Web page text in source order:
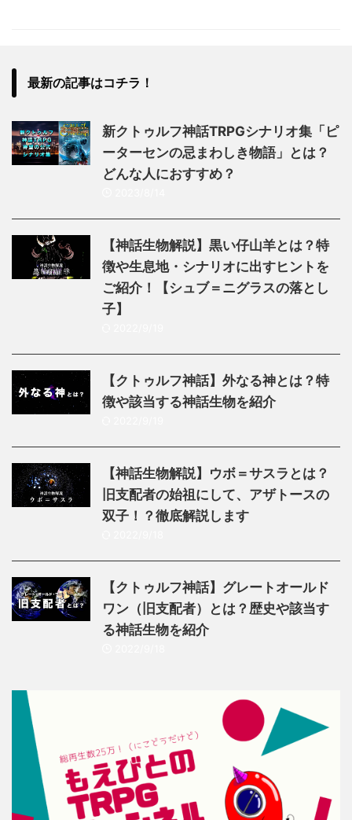
最新の記事はコチラ！
新クトゥルフ神話TRPGシナリオ集「ピ
ーターセンの忌まわしき物語」とは？
どんな人におすすめ？
【神話生物解説】黒い仔山羊とは？特
徴や生息地・シナリオに出すヒントを
ご紹介！【シュブ＝ニグラスの落とし
子】
【クトゥルフ神話】外なる神とは？特
徴や該当する神話生物を紹介
【神話生物解説】ウボ＝サスラとは？
旧支配者の始祖にして、アザトースの
双子！？徹底解説します
【クトゥルフ神話】グレートオールド
ワン（旧支配者）とは？歴史や該当す
る神話生物を紹介